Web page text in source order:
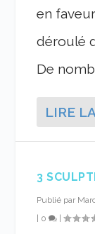
en
déroulé
De
LIRE
3
Publié par
| 0 |